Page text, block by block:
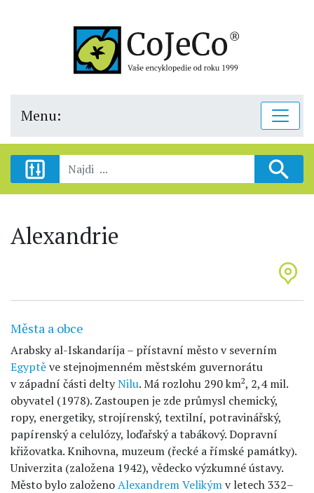
Menu:
Alexandrie
Města a obce
Arabsky al-Iskandaríja – přístavní město v severním
Egyptěve stejnojmenném městském guvernorátu
v západní části deltyNilu. Má rozlohu 290 km2, 2,4 mil.
obyvatel (1978). Zastoupen je zde průmysl chemický,
ropy, energetiky, strojírenský, textilní, potravinářský,
papírenský a celulózy, loďařský a tabákový. Dopravní
křižovatka. Knihovna, muzeum (řecké a římské památky).
Univerzita (založena 1942), vědecko výzkumné ústavy.
Město bylo založenoAlexandrem Velikýmv letech 332–